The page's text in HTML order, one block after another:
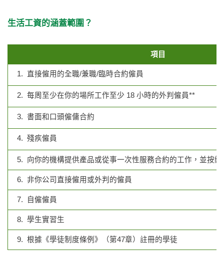
生活工資的涵蓋範圍？
項目
1. 直接僱用的全職/兼職/臨時合約僱員
2. 每周至少在你的場所工作至少 18 小時的外判僱員**
3. 書面和口頭僱傭合約
4. 殘疾僱員
5. 向你的機構提供產品或從事一次性服務合約的工作，並按
6. 非你公司直接僱用或外判的僱員
7. 自僱僱員
8. 學生實習生
9. 根據《學徒制度條例》（第47章）註冊的學徒